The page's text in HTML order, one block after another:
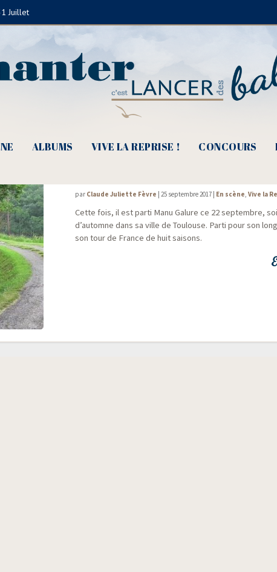
Juillet
ALBUMS VIVE LA REPRISE ! CONCOURS
par Claude Juliette Fèvre |25 septembre 2017 En scène,Vive la
Cette fois, il est par­ti Manu Galure ce 22 sep­tembre,
d’automne dans sa ville de Tou­louse. Par­ti pour son
son tour de France de huit saisons.